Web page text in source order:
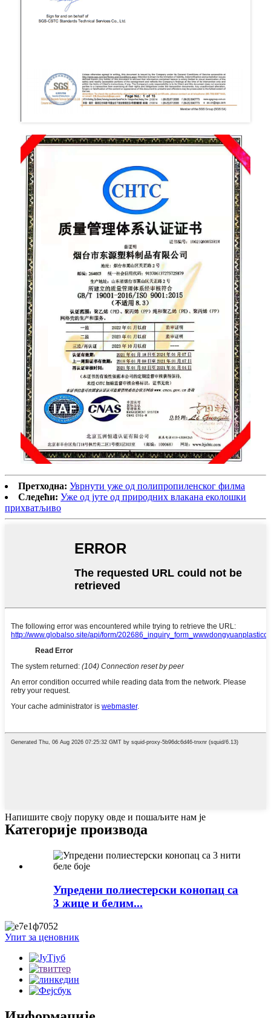
Претходна: Уврнути уже од полипропиленског филма
Следећи: Уже од јуте од природних влакана еколошки
прихватљиво
Напишите своју поруку овде и пошаљите нам је
Категорије производа
Упредени полиестерски конопац са
3 жице и белим...
Упит за ценовник